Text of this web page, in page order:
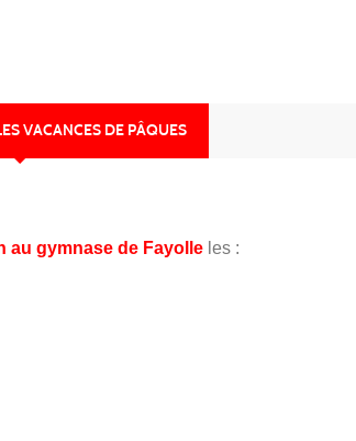
VACANCES DE PÂQUES
au gymnase de Fayolle les :